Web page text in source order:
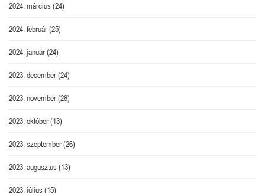
2024. március(24)
2024. február(25)
2024. január(24)
2023. december(24)
2023. november(28)
2023. október(13)
2023. szeptember(26)
2023. augusztus(13)
2023. július(15)